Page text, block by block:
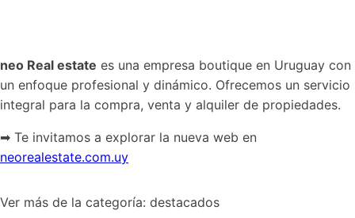
neo Real estate es una empresa boutique en Uruguay con
un enfoque profesional y dinámico. Ofrecemos un servicio
integral para la compra, venta y alquiler de propiedades.
➡ Te invitamos a explorar la nueva web en
neorealestate.com.uy
Ver más de la categoría: destacados